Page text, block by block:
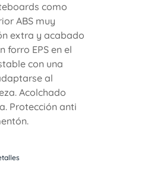
como
ABS muy
extra y acabado
forro EPS en el
con una
al
Acolchado
Protección anti